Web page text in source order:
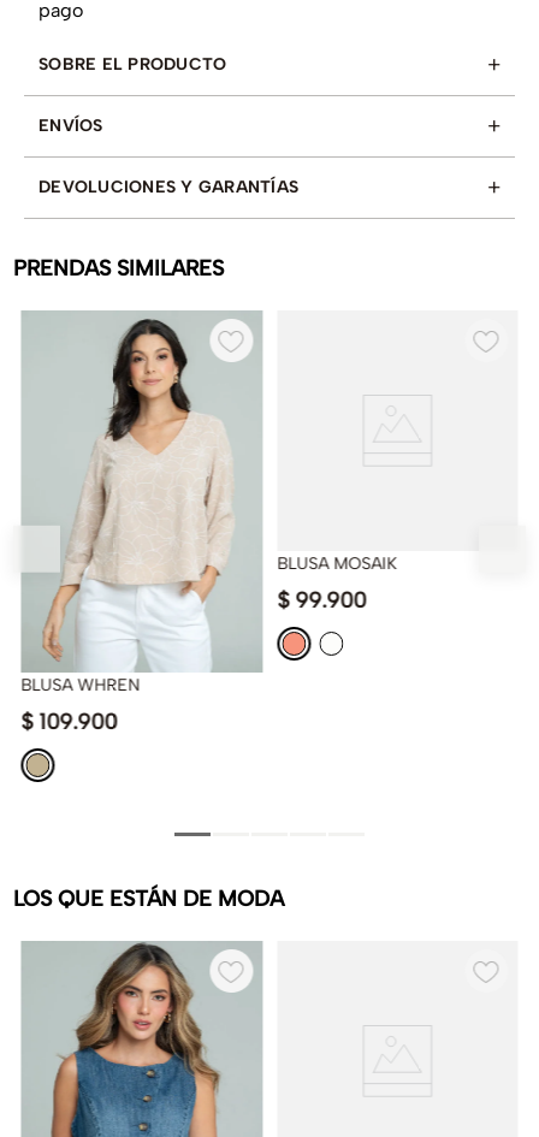
SOBRE EL PRODUCTO +
ENVÍOS +
DEVOLUCIONES Y GARANTÍAS +
PRENDAS SIMILARES
BLUSA WHREN
$ 109.900
BLUSA MOSAIK
$ 99.900
LOS QUE ESTÁN DE MODA